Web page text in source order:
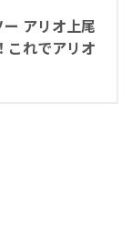
アリオ上尾
これでアリオ